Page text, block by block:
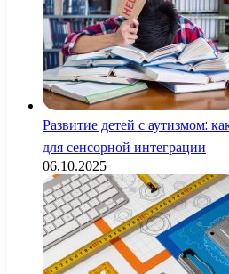
Развитие детей с аутизмом:
для сенсорной интеграции
06.10.2025